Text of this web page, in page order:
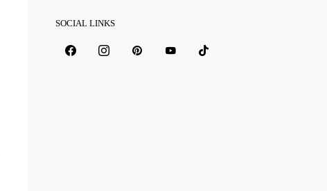
SOCIAL LINKS